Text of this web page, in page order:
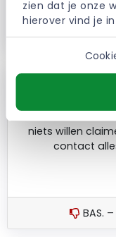
zien dat je onze
hierover vind je
Gebrekkige
niets willen
contact
BAS.